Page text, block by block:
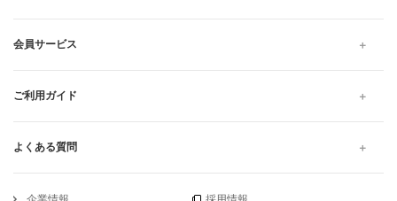
会員サービス
ご利用ガイド
よくある質問